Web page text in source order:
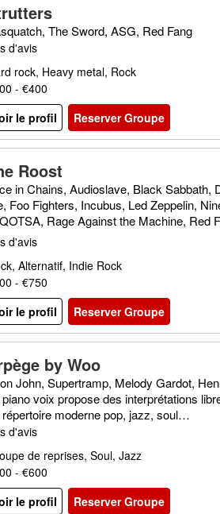
The Sword, ASG, Red Fang
d'avis
rock, Heavy metal, Rock
- €400
le profil
Reserver Groupe
Roost
in Chains, Audioslave, Black Sabbath,
Foo Fighters, Incubus, Led Zeppelin,
Rage Against the Machine, Red
Soundgarden, Triggerfinger, Truck
d'avis
Alternatif, Indie Rock
- €750
le profil
Reserver Groupe
by Woo
John, Supertramp, Melody Gardot,
piano voix propose des interprétations
répertoire moderne pop, jazz, soul…
d'avis
de reprises, Soul, Jazz
- €600
le profil
Reserver Groupe